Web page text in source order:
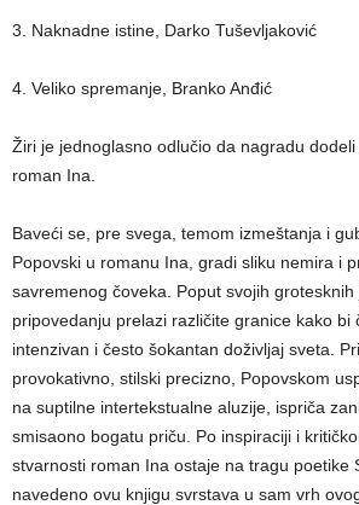
3. Naknadne istine, Darko Tuševljaković
4. Veliko spremanje, Branko Anđić
Žiri je jednoglasno odlučio da nagradu
roman Ina.
Baveći se, pre svega, temom izmeštanja i
Popovski u romanu Ina, gradi sliku nemira i
savremenog čoveka. Poput svojih
pripovedanju prelazi različite granice kako bi
intenzivan i često šokantan doživljaj sveta.
provokativno, stilski precizno, Popovskom
na suptilne intertekstualne aluzije, ispriča
smisaono bogatu priču. Po inspiraciji i
stvarnosti roman Ina ostaje na tragu poetike
navedeno ovu knjigu svrstava u sam vrh